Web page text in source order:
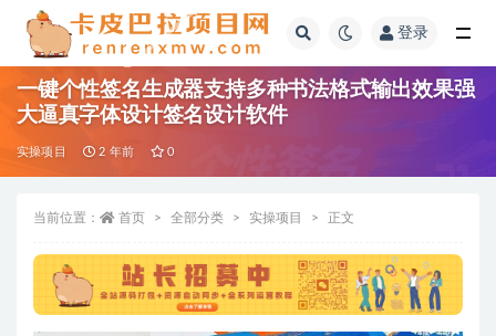
登录
一键个性签名生成器支持多种书法格式输出效果强
大逼真字体设计签名设计软件
实操项目 2 年前 0
当前位置： 首页 全部分类 实操项目 正文
全部